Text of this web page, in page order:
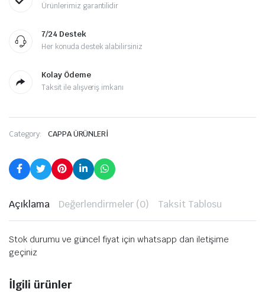
Ürünlerimiz garantilidir
7/24 Destek
Her konuda destek alabilirsiniz
Kolay Ödeme
Taksit ile alışveriş imkanı
Category: CAPPA ÜRÜNLERİ
Açıklama Değerlendirmeler (0) Taksit Tablosu
Stok durumu ve güncel fiyat için whatsapp dan iletişime
geçiniz
İlgili ürünler